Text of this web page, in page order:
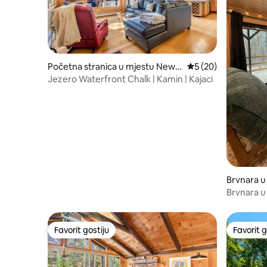
Početna stranica u mjestu New
Durham
prosječna ocjena 5
5 (20)
Jezero Waterfront Chalk | Kamin | Kajaci
Brvnara
Brvnara
Favorit gostiju
Favorit gostiju Favorit
Favorit